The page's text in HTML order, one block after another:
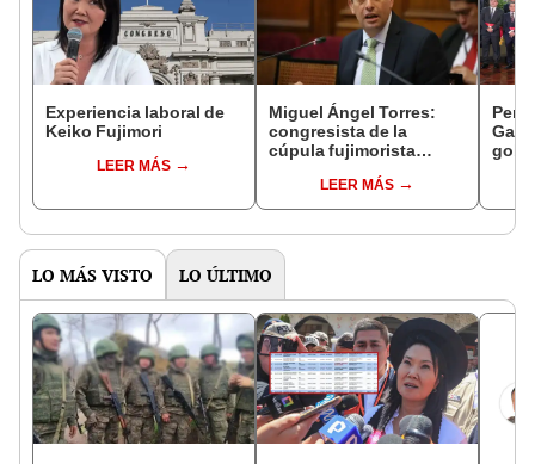
Experiencia laboral de
Keiko Fujimori
LEER MÁS
Miguel Ángel Torres:
congresista de la
cúpula fujimorista
del SenadoLEER MÁS
LO MÁS VISTO LO ÚLTIMO